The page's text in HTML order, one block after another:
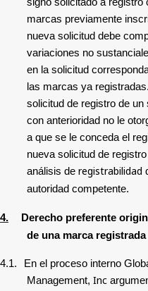
marcas previamente
nueva solicitud debe
variaciones no
en la solicitud
las marcas ya
solicitud de registro de
con anterioridad no le
a que se le conceda el
nueva solicitud de
análisis de registrabilidad
autoridad competente.
4.
Derecho preferente
de una marca registrada
4.1. En el proceso interno
Management, Inc